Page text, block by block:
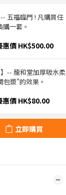
五福臨門 ! 凡購買任
一套。
惠價 HK$500.00
-- 龍和堂加厚吸水柔
漿"的效果。
惠價 HK$80.00
立即購買